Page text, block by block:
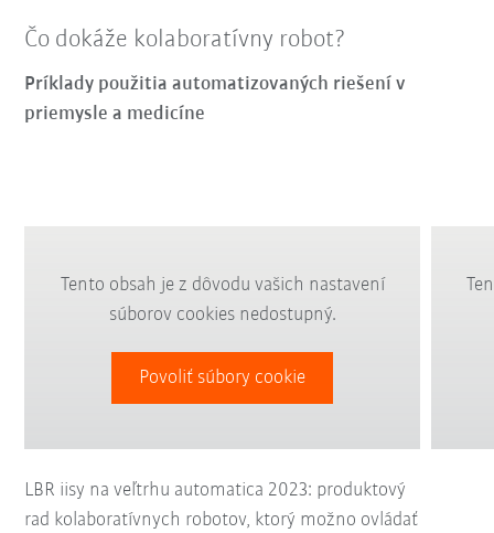
Čo dokáže kolaboratívny robot?
Príklady použitia automatizovaných riešení v
priemysle a medicíne
Tento obsah je z dôvodu vašich nastavení
súborov cookies nedostupný.
Povoliť súbory cookie
LBR iisy na veľtrhu automatica 2023: produktový
rad kolaboratívnych robotov, ktorý možno ovládať